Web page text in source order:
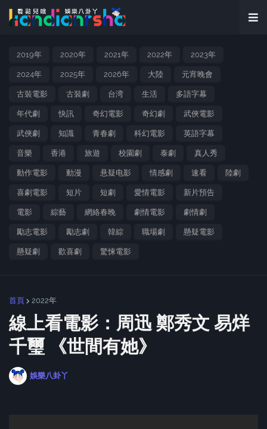
2019年 2020年 2021年 2022年 2023年
2024年 2025年 2026年 大陸 元宵晚會
古裝電影 古裝劇 台湾 生活 多語字幕
年代劇 快訊 奇幻電影 奇幻劇 武俠電影
武俠劇 知識 青春劇 科幻電影 英語字幕
音樂 香港 旅遊 校園劇 泰劇 真人秀
動作電影 動漫 悬疑电影 情感劇 速看 陸劇
喜劇電影 短片 短劇 愛情電影 新片預告
電影 綜藝 網絡春晚 劇情電影 劇情劇
勵志電影 勵志劇 韓綜 職場劇 懸疑電影
懸疑劇 歡喜劇 驚悚電影
首頁 2022年
線上看電影：周迅 鄭秀文 易烊
千璽 《世間有她》
娛樂八卦丫